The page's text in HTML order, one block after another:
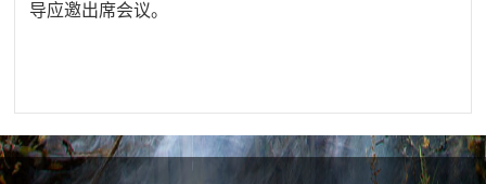
导应邀出席会议。